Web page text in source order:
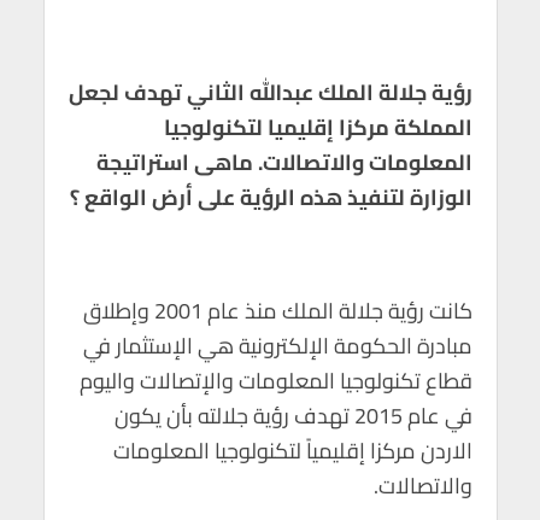
رؤية جلالة الملك عبدالله الثاني تهدف لجعل
المملكة مركزا إقليميا لتكنولوجيا
المعلومات والاتصالات. ماهى استراتيجة
الوزارة لتنفيذ هذه الرؤية على أرض الواقع ؟
كانت رؤية جلالة الملك منذ عام 2001 وإطلاق
مبادرة الحكومة الإلكترونية هي الإستثمار في
قطاع تكنولوجيا المعلومات والإتصالات واليوم
في عام 2015 تهدف رؤية جلالته بأن يكون
الاردن مركزا إقليمياً لتكنولوجيا المعلومات
والاتصالات.